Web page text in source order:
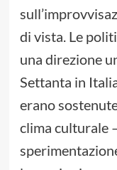
di vista. Le
una direzione
Settanta in
erano
clima culturale